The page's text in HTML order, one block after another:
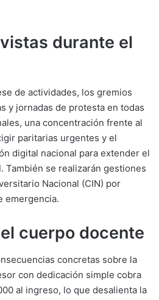
durante el
de actividades, los gremios
y jornadas de protesta en todas
una concentración frente al
paritarias urgentes y el
digital nacional para extender el
También se realizarán gestiones
Nacional (CIN) por
emergencia.
cuerpo docente
concretas sobre la
con dedicación simple cobra
al ingreso, lo que desalienta la